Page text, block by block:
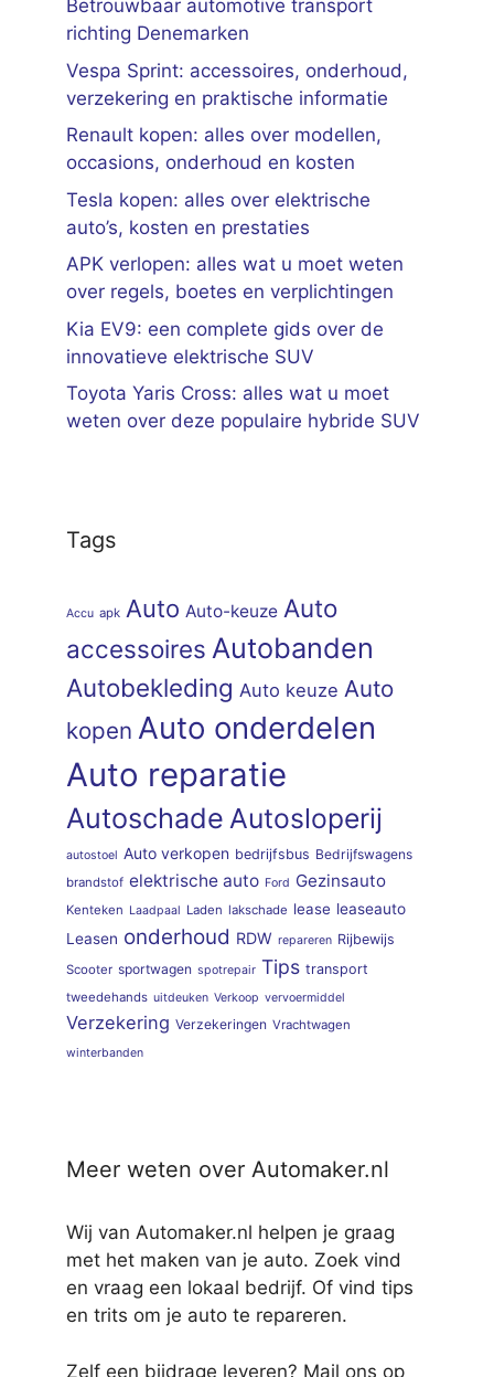
Betrouwbaar automotive transport
richting Denemarken
Vespa Sprint: accessoires, onderhoud,
verzekering en praktische informatie
Renault kopen: alles over modellen,
occasions, onderhoud en kosten
Tesla kopen: alles over elektrische
auto’s, kosten en prestaties
APK verlopen: alles wat u moet weten
over regels, boetes en verplichtingen
Kia EV9: een complete gids over de
innovatieve elektrische SUV
Toyota Yaris Cross: alles wat u moet
weten over deze populaire hybride SUV
Tags
Accu apk Auto Auto-keuze Auto
accessoires Autobanden
Autobekleding Auto keuze Auto
kopen Auto onderdelen
Auto reparatie
Autoschade Autosloperij
autostoel Auto verkopen bedrijfsbus Bedrijfswagens
brandstof elektrische auto Ford Gezinsauto
Kenteken Laadpaal Laden lakschade lease leaseauto
Leasen onderhoud RDW repareren Rijbewijs
Scooter sportwagen spotrepair Tips transport
tweedehands uitdeuken Verkoop vervoermiddel
Verzekering Verzekeringen Vrachtwagen
winterbanden
Meer weten over Automaker.nl
Wij van Automaker.nl helpen je graag
met het maken van je auto. Zoek vind
en vraag een lokaal bedrijf. Of vind tips
en trits om je auto te repareren.
Zelf een bijdrage leveren? Mail ons op